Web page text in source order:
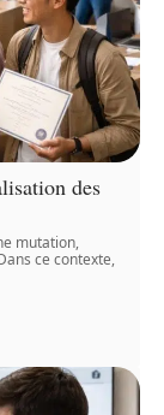
des
mutation,
ce contexte,